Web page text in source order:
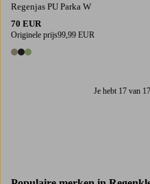
Regenjas PU Parka W
70 EUR
Originele prijs99,99 EUR
3 kleuren
Je hebt 17 van